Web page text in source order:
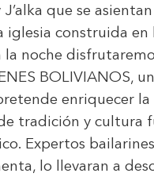
que se
construida
la noche
BOLIVIANOS,
enriquecer
tradición y cultura
Expertos
lo llevaran a